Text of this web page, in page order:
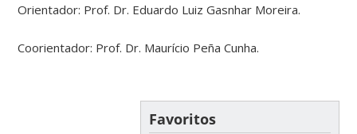
Orientador: Prof. Dr. Eduardo Luiz Gasnhar Moreira.
Coorientador: Prof. Dr. Maurício Peña Cunha.
Favoritos